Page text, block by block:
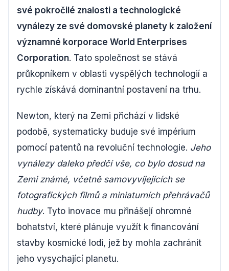
své pokročilé znalosti a technologické
vynálezy ze své domovské planety k založení
významné korporace World Enterprises
Corporation. Tato společnost se stává
průkopníkem v oblasti vyspělých technologií a
rychle získává dominantní postavení na trhu.
Newton, který na Zemi přichází v lidské
podobě, systematicky buduje své impérium
pomocí patentů na revoluční technologie. Jeho
vynálezy daleko předčí vše, co bylo dosud na
Zemi známé, včetně samovyvíjejících se
fotografických filmů a miniaturních přehrávačů
hudby. Tyto inovace mu přinášejí ohromné
bohatství, které plánuje využít k financování
stavby kosmické lodi, jež by mohla zachránit
jeho vysychající planetu.